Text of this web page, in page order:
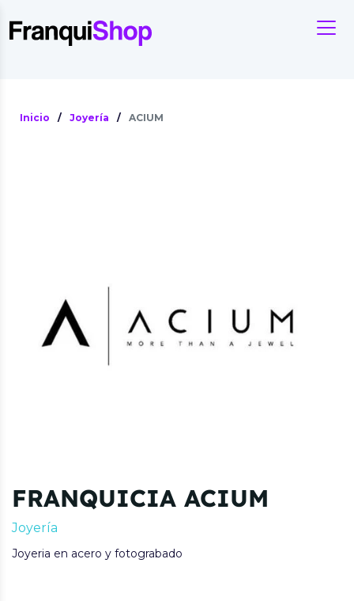
Inicio / Joyería / ACIUM
FRANQUICIA ACIUM
Joyería
Joyeria en acero y fotograbado